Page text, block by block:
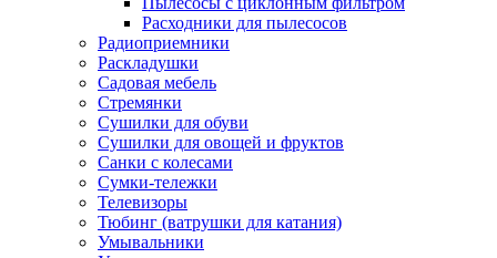
Расходники для пылесосов
Радиоприемники
Раскладушки
Садовая мебель
Стремянки
Сушилки для обуви
Сушилки для овощей и фруктов
Санки с колесами
Сумки-тележки
Телевизоры
Тюбинг (ватрушки для катания)
Умывальники